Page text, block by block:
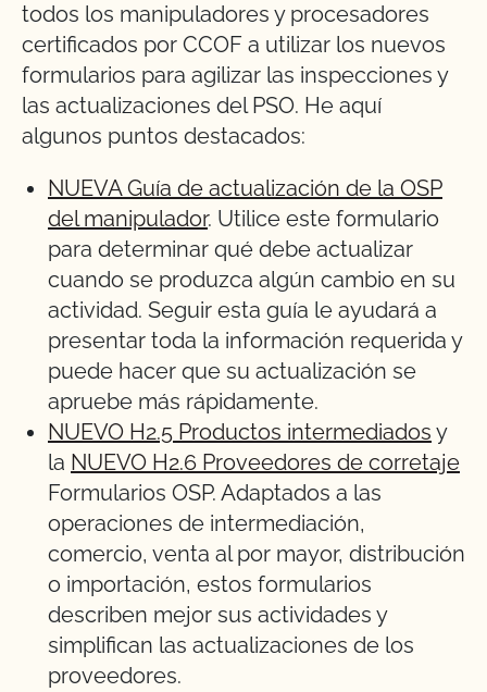
todos los manipuladores y procesadores
certificados por CCOF a utilizar los nuevos
formularios para agilizar las inspecciones y
las actualizaciones del PSO. He aquí
algunos puntos destacados:
NUEVA Guía de actualización de la OSP
del manipulador. Utilice este formulario
para determinar qué debe actualizar
cuando se produzca algún cambio en su
actividad. Seguir esta guía le ayudará a
presentar toda la información requerida y
puede hacer que su actualización se
apruebe más rápidamente.
NUEVO H2.5 Productos intermediados y
la NUEVO H2.6 Proveedores de corretaje
Formularios OSP. Adaptados a las
operaciones de intermediación,
comercio, venta al por mayor, distribución
o importación, estos formularios
describen mejor sus actividades y
simplifican las actualizaciones de los
proveedores.